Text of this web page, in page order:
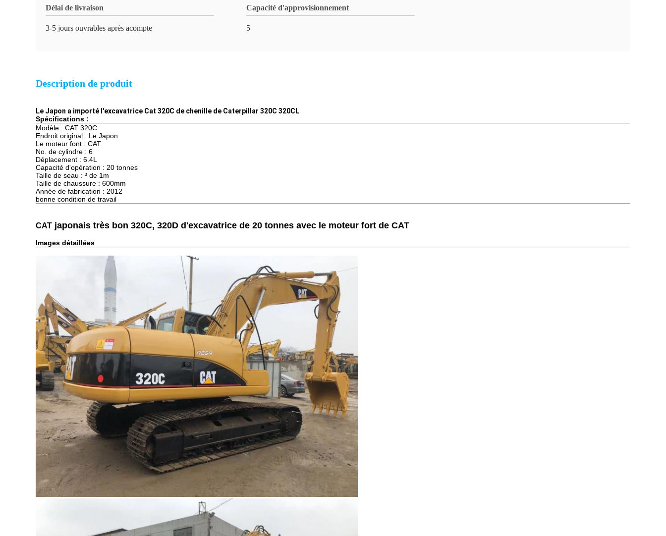
Délai de livraison
3-5 jours ouvrables après acompte
Capacité d'approvisionnement
5
Description de produit
Le Japon a importé l'excavatrice Cat 320C de chenille de Caterpillar 320C 320CL
Spécifications :
Modèle : CAT 320C
Endroit original : Le Japon
Le moteur font : CAT
No. de cylindre : 6
Déplacement : 6.4L
Capacité d'opération : 20 tonnes
Taille de seau : ³ de 1m
Taille de chaussure : 600mm
Année de fabrication : 2012
bonne condition de travail
CAT japonais très bon 320C, 320D d'excavatrice de 20 tonnes avec le moteur fort de CAT
Images détaillées